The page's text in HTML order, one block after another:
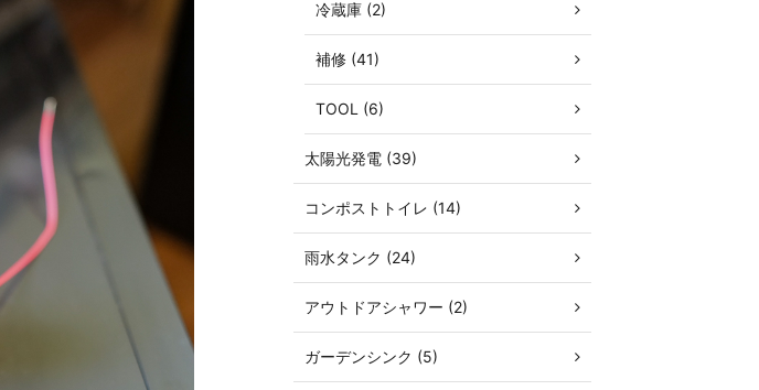
冷蔵庫 (2)
補修 (41)
TOOL (6)
太陽光発電 (39)
コンポストトイレ (14)
雨水タンク (24)
アウトドアシャワー (2)
ガーデンシンク (5)